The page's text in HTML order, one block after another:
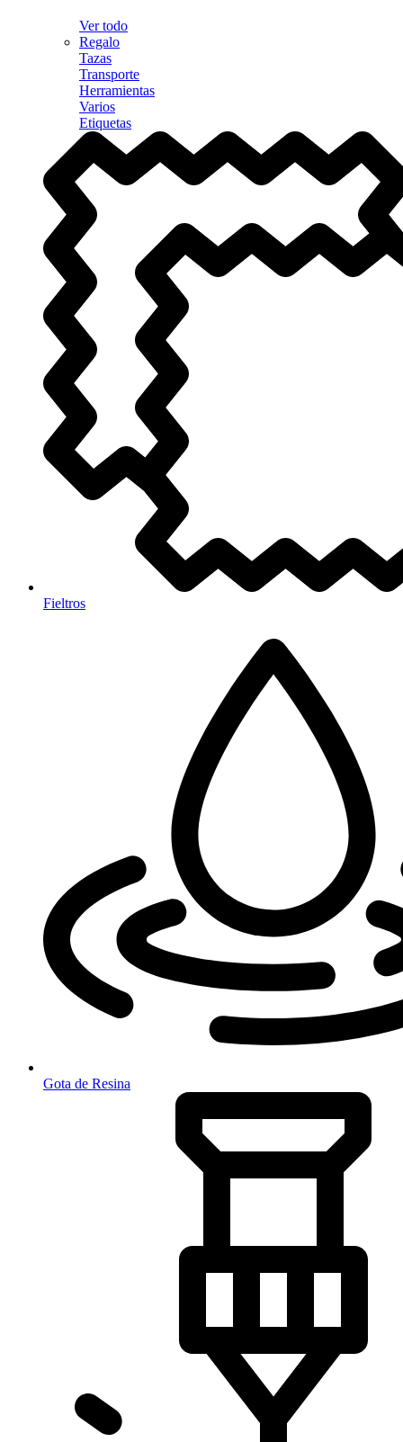
Ver todo
Regalo
Tazas
Transporte
Herramientas
Varios
Etiquetas
Fieltros
Gota de Resina